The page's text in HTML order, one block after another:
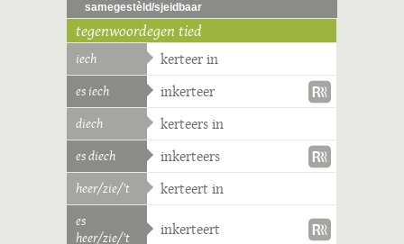
samegestèld/sjeidbaar
tegenwoordegen tied
iech kerteer in
es iech inkerteer
diech kerteers in
es diech inkerteers
heer/zie/'t kerteert in
es
heer/zie/'t
inkerteert